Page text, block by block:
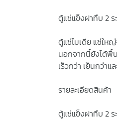
ตู้แช่แข็งฝาทึบ 2
ตู้แช่ไมเดีย แช่ให
นอกจากนี้ยังได้พื้
เร็วกว่า เย็นกว่า
รายละเอียดสินค้า
ตู้แช่แข็งฝาทึบ 2